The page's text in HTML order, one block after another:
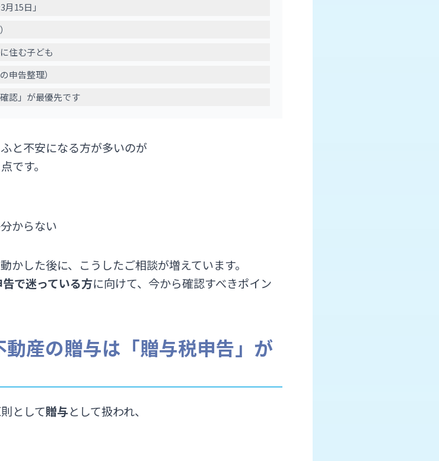
15日」
住む子ども
申告整理）
認」が最優先です
と不安になる方が多いのが
です。
からない
かした後に、こうしたご相談が増えています。
で迷っている方に向けて、今から確認すべきポイン
産の贈与は「贈与税申告」が
として贈与として扱われ、